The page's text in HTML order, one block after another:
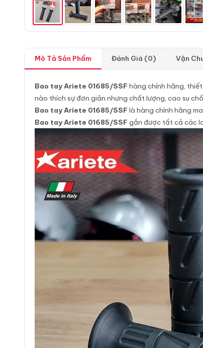
Mô Tả Sản Phẩm Đánh Giá (0) Vận
Bao tay Ariete 01685/SSF hàng chính hãng,
nào thích sự đơn giản nhưng chất lượng, cao su
Bao tay Ariete 01685/SSF là hàng chính hãng
Bao tay Ariete 01685/SSF gắn được tất cả các